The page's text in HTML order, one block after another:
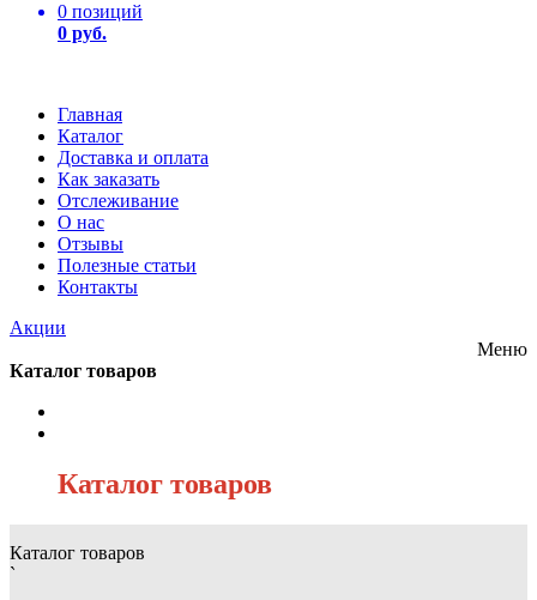
0 позиций
0 руб.
Главная
Каталог
Доставка и оплата
Как заказать
Отслеживание
О нас
Отзывы
Полезные статьи
Контакты
Акции
Меню
Каталог товаров
Каталог товаров
Каталог товаров
`